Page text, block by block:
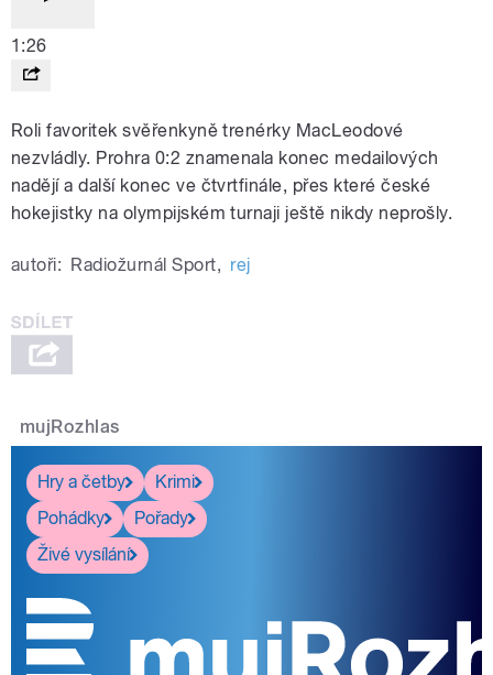
1:26
Roli favoritek svěřenkyně trenérky MacLeodové
nezvládly. Prohra 0:2 znamenala konec medailových
nadějí a další konec ve čtvrtfinále, přes které české
hokejistky na olympijském turnaji ještě nikdy neprošly.
autoři: Radiožurnál Sport, rej
mujRozhlas
Hry a četby
Krimi
Pohádky
Pořady
Živé vysílání